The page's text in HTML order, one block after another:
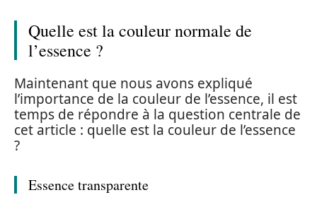
Quelle est la couleur normale de
l’essence ?
Maintenant que nous avons expliqué
l’importance de la couleur de l’essence, il est
temps de répondre à la question centrale de
cet article : quelle est la couleur de l’essence
?
Essence transparente